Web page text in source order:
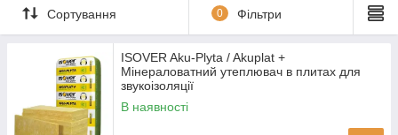
Поставляється цей утеплювач у рулонах, що допомагає
істотно заощадити на транспортуванні. Скловати в машину
утеплювача або пінопласту.
Внизу сторінки є приклади використання скловати в різних
конструкціях. Якщо у Вас виникли питання по застосуванню -
Ви завжди можете отримати консультацію у менеджера.
Сортування 0 Фільтри
ISOVER Aku-Plyta / Akuplat +
Мінераловатний утеплювач в плитах для
звукоізоляції
В наявності